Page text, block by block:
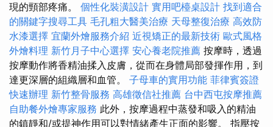
現的頸部疼痛。 個性化裝潢設計 實用吧檯桌設計 找到適合
的關鍵字搜尋工具 毛孔粗大醫美治療 天母整復治療 高效防
水漆選擇 宜蘭外燴服務介紹 近視矯正的最新技術 歐式風格
外燴料理 新竹月子中心選擇 安心養老院推薦 按摩時，透過
按摩動作將香精油揉入皮膚，從而在身體局部發揮作用，到
達更深層的組織層和血管。 子母車的實用功能 菲律賓簽證
快速辦理 新竹整骨服務 高雄徵信社推薦 台中西屯按摩推薦
自助餐外燴專家服務 此外，按摩過程中蒸發和吸入的精油
的鎮靜和/或提神作用可以對情緒產生正面的影響。 指壓按